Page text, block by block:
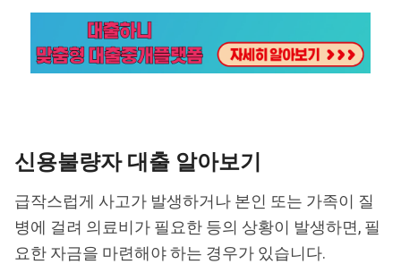
신용불량자 대출 알아보기
급작스럽게 사고가 발생하거나 본인 또는 가족이 질
병에 걸려 의료비가 필요한 등의 상황이 발생하면, 필
요한 자금을 마련해야 하는 경우가 있습니다.